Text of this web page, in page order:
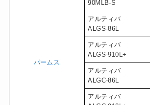
90MLB-S
パームス
アルティバ
ALGS-86L
アルティバ
ALGS-910L+
アルティバ
ALGC-86L
アルティバ